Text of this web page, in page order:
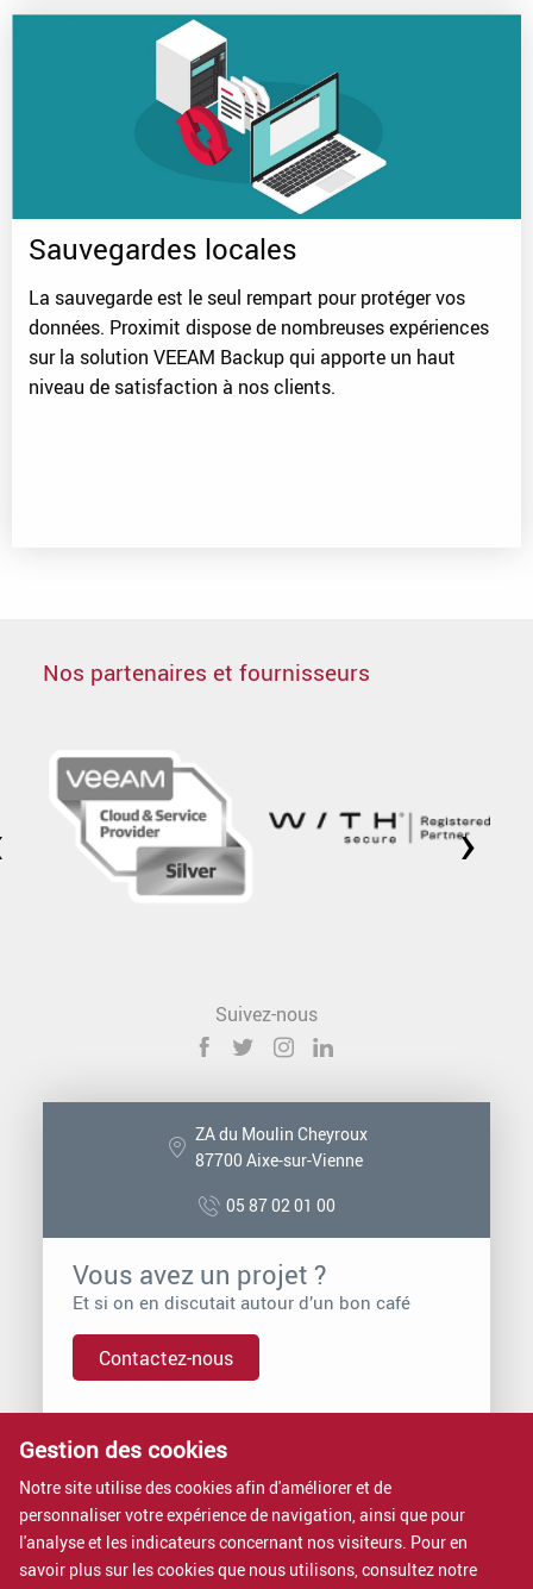
Sauvegardes locales
La sauvegarde est le seul rempart pour protéger vos
données. Proximit dispose de nombreuses expériences
sur la solution VEEAM Backup qui apporte un haut
niveau de satisfaction à nos clients.
Nos partenaires et fournisseurs
›
Suivez-nous
ZA du Moulin Cheyroux
87700 Aixe-sur-Vienne
05 87 02 01 00
Vous avez un projet ?
Et si on en discutait autour d’un bon café
Contactez-nous
Vous voulez rejoindre Proximit ?
humaine.
Rejoignez-nous
Gestion des cookies
Notre site utilise des cookies afin d'améliorer et de
personnaliser votre expérience de navigation, ainsi que pour
l'analyse et les indicateurs concernant nos visiteurs. Pour en
savoir plus sur les cookies que nous utilisons, consultez notre